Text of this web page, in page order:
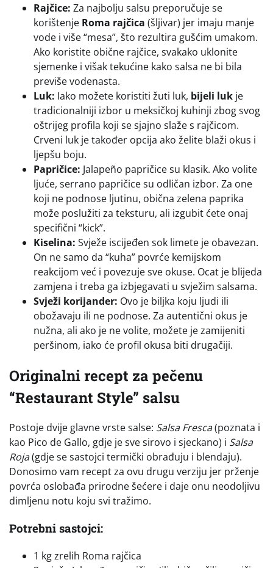
Rajčice: Za najbolju salsu preporučuje se
korištenje Roma rajčica (šljivar) jer imaju manje
vode i više “mesa”, što rezultira gušćim umakom.
Ako koristite obične rajčice, svakako uklonite
sjemenke i višak tekućine kako salsa ne bi bila
previše vodenasta.
Luk: Iako možete koristiti žuti luk, bijeli luk je
tradicionalniji izbor u meksičkoj kuhinji zbog svog
oštrijeg profila koji se sjajno slaže s rajčicom.
Crveni luk je također opcija ako želite blaži okus i
ljepšu boju.
Papričice: Jalapeño papričice su klasik. Ako volite
ljuće, serrano papričice su odličan izbor. Za one
koji ne podnose ljutinu, obična zelena paprika
može poslužiti za teksturu, ali izgubit ćete onaj
specifični “kick”.
Kiselina: Svježe iscijeđen sok limete je obavezan.
On ne samo da “kuha” povrće kemijskom
reakcijom već i povezuje sve okuse. Ocat je blijeda
zamjena i treba ga izbjegavati u svježim salsama.
Svježi korijander: Ovo je biljka koju ljudi ili
obožavaju ili ne podnose. Za autentični okus je
nužna, ali ako je ne volite, možete je zamijeniti
peršinom, iako će profil okusa biti drugačiji.
Originalni recept za pečenu
“Restaurant Style” salsu
Postoje dvije glavne vrste salse: Salsa Fresca(poznata i
kao Pico de Gallo, gdje je sve sirovo i sjeckano) i Salsa
Roja(gdje se sastojci termički obrađuju i blendaju).
Donosimo vam recept za ovu drugu verziju jer prženje
povrća oslobađa prirodne šećere i daje onu neodoljivu
dimljenu notu koju svi tražimo.
Potrebni sastojci:
1 kg zrelih Roma rajčica